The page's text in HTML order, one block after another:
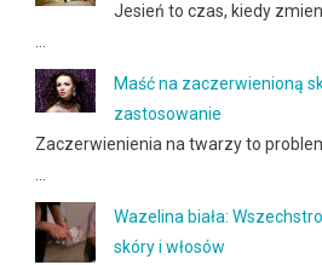
Jesień to czas, kiedy
Maść na zaczerwienioną
zastosowanie
Zaczerwienienia na twarzy to
Wazelina biała:
skóry i włosów